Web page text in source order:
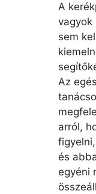
A
vagyok
sem
Az
arról,
és
egyéni